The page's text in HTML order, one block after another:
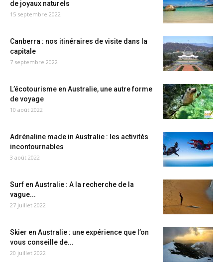
de joyaux naturels
15 septembre 2022
Canberra : nos itinéraires de visite dans la
capitale
7 septembre 2022
L’écotourisme en Australie, une autre forme
de voyage
10 août 2022
Adrénaline made in Australie : les activités
incontournables
3 août 2022
Surf en Australie : A la recherche de la
vague...
27 juillet 2022
Skier en Australie : une expérience que l’on
vous conseille de...
20 juillet 2022